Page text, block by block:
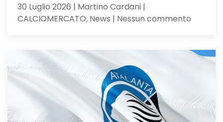
30 Luglio 2026 | Martino Cardani |
CALCIOMERCATO, News | Nessun commento
voci
pilastro